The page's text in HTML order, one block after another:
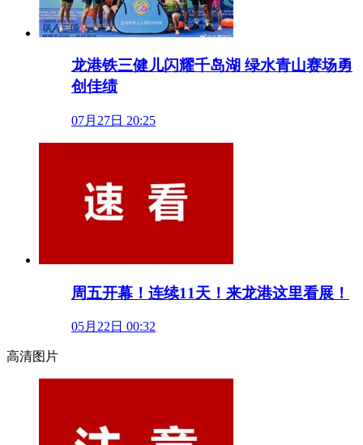
龙港铁三健儿闪耀千岛湖 绿水青山赛场勇
创佳绩
07月27日 20:25
周五开幕！连续11天！来龙港这里看展！
05月22日 00:32
高清图片